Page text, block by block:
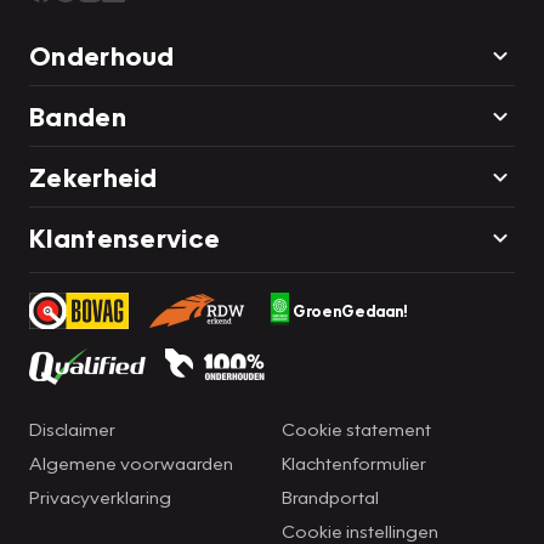
Onderhoud
Banden
Zekerheid
Klantenservice
GroenGedaan!
Disclaimer
Algemene voorwaarden
Privacyverklaring
Cookie statement
Klachtenformulier
Brandportal
Cookie instellingen